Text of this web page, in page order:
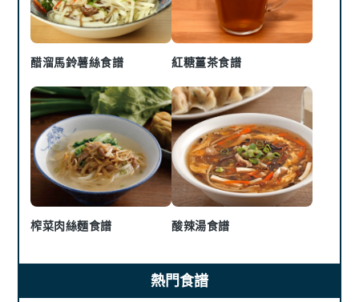
醋溜馬鈴薯絲食譜 紅糖薑茶食譜
榨菜肉絲麵食譜 酸辣湯食譜
熱門食譜